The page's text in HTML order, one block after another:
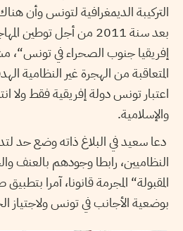
التركيبة الديمغرافية لتونس وأن
بعد سنة 2011 من أجل
إفريقيا جنوب الصحراء في تونس“،
المتعاقبة من الهجرة غير النظامية
اعتبار تونس دولة إفريقية فقط ولا
والإسلامية.
دعا سعيد في البلاغ ذاته وضع حد
النظاميين، رابطا وجودهم بالعنف
المقبولة“ المجرمة قانونا، آمرا
بوضعية الأجانب في تونس ولاجتياز